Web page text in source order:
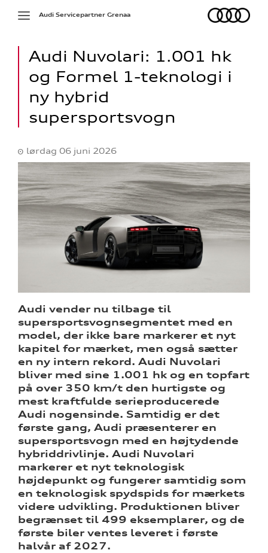
Toggle
Audi
Audi Servicepartner Grenaa
Audi Nuvolari: 1.001 hk
og Formel 1-teknologi i
ny hybrid
supersportsvogn
lørdag 06 juni 2026
Audi vender nu tilbage til
supersportsvognsegmentet med en
model, der ikke bare markerer et nyt
kapitel for mærket, men også sætter
en ny intern rekord. Audi Nuvolari
bliver med sine 1.001 hk og en topfart
på over 350 km/t den hurtigste og
mest kraftfulde serieproducerede
Audi nogensinde. Samtidig er det
første gang, Audi præsenterer en
supersportsvogn med en højtydende
hybriddrivlinje. Audi Nuvolari
markerer et nyt teknologisk
højdepunkt og fungerer samtidig som
en teknologisk spydspids for mærkets
videre udvikling. Produktionen bliver
begrænset til 499 eksemplarer, og de
første biler ventes leveret i første
halvår af 2027.